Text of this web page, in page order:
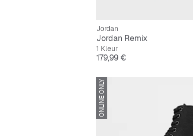
Jordan
Jordan Remix
1 Kleur
Prijs
179,99 €
ONLINE ONLY